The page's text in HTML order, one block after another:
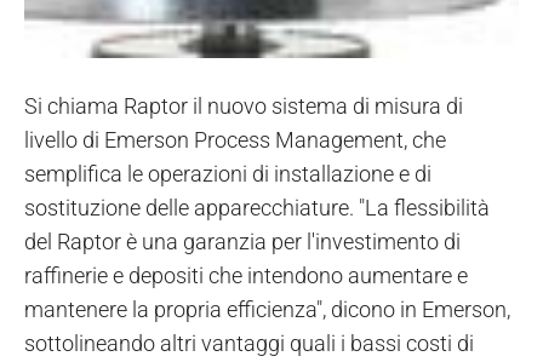
Si chiama Raptor il nuovo sistema di misura di
livello di Emerson Process Management, che
semplifica le operazioni di installazione e di
sostituzione delle apparecchiature. "La flessibilità
del Raptor è una garanzia per l'investimento di
raffinerie e depositi che intendono aumentare e
mantenere la propria efficienza", dicono in Emerson,
sottolineando altri vantaggi quali i bassi costi di